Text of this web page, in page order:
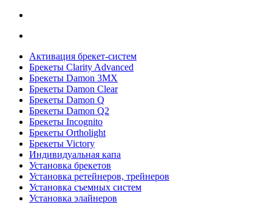
Активация брекет-систем
Брекеты Clarity Advanced
Брекеты Damon 3MX
Брекеты Damon Clear
Брекеты Damon Q
Брекеты Damon Q2
Брекеты Incognito
Брекеты Ortholight
Брекеты Victory
Индивидуальная капа
Установка брекетов
Установка ретейнеров, трейнеров
Установка съемных систем
Установка элайнеров